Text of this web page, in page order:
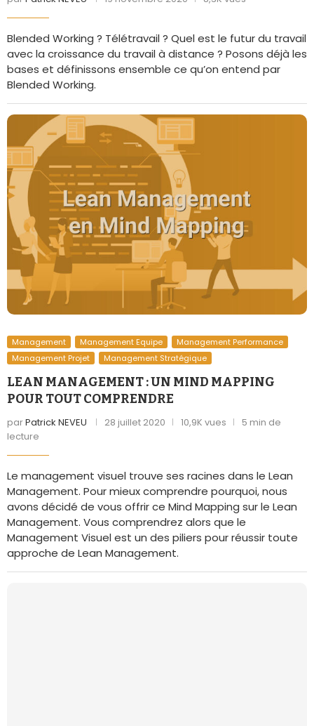
Blended Working ? Télétravail ? Quel est le futur du travail
avec la croissance du travail à distance ? Posons déjà les
bases et définissons ensemble ce qu’on entend par
Blended Working.
Management Management Equipe
Management Performance
Management Projet
Management Stratégique
LEAN MANAGEMENT : UN MIND MAPPING
POUR TOUT COMPRENDRE
parPatrick NEVEU 28 juillet 2020 10,9K vues
5 min de
lecture
Le management visuel trouve ses racines dans le Lean
Management. Pour mieux comprendre pourquoi, nous
avons décidé de vous offrir ce Mind Mapping sur le Lean
Management. Vous comprendrez alors que le
Management Visuel est un des piliers pour réussir toute
approche de Lean Management.